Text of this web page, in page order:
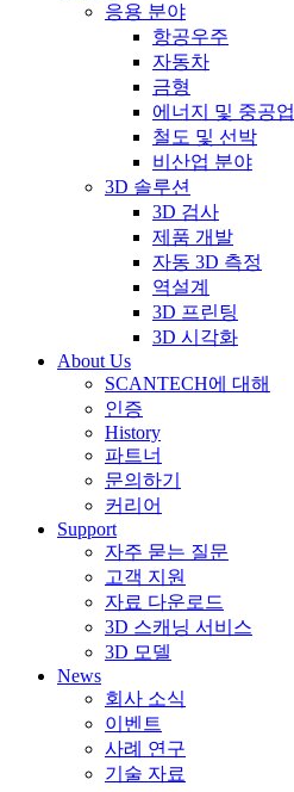
응용 분야
항공우주
자동차
금형
에너지 및 중공업
철도 및 선박
비산업 분야
3D 솔루션
3D 검사
제품 개발
자동 3D 측정
역설계
3D 프린팅
3D 시각화
About Us
SCANTECH에 대해
인증
History
파트너
문의하기
커리어
Support
자주 묻는 질문
고객 지원
자료 다운로드
3D 스캐닝 서비스
3D 모델
News
회사 소식
이벤트
사례 연구
기술 자료